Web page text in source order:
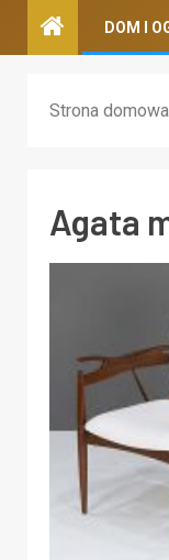
DOM I
Strona domowa
Agata